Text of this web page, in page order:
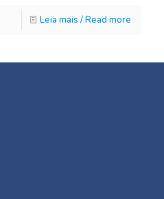
Leia mais / Read more